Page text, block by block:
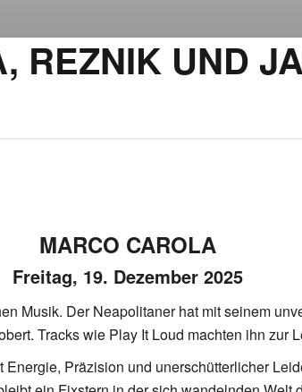
REZNIK UND
MARCO CAROLA
Freitag, 19. Dezember 2025
Musik. Der Neapolitaner hat mit seinem
Tracks wie Play It Loud machten ihn zur
Präzision und unerschütterlicher